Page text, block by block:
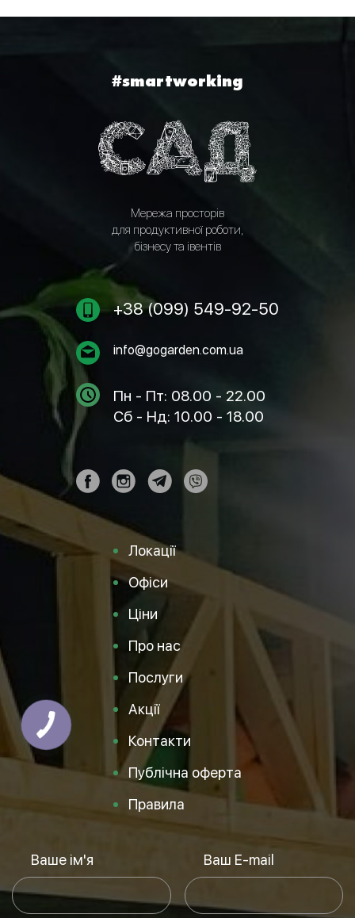
#smartworking
Мережа просторів
для продуктивної роботи,
бізнесу та івентів
+38 (099) 549-92-50
info@gogarden.com.ua
Пн - Пт: 08.00 - 22.00
Сб - Нд: 10.00 - 18.00
Локації
Офіси
Ціни
Про нас
Послуги
Акції
Контакти
Публічна оферта
Правила
Ваше ім'я Ваш E-mail